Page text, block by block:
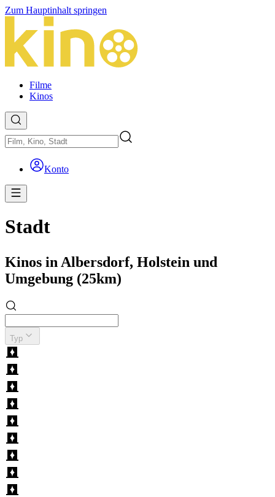
Zum Hauptinhalt springen
Filme
Kinos
Konto
Stadt
Kinos in Albersdorf, Holstein und
Umgebung (25km)
Typ